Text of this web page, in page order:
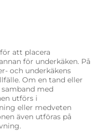
att placera
för underkäken. På
och underkäkens
Om en tand eller
med
utförs i
eller medveten
även utföras på